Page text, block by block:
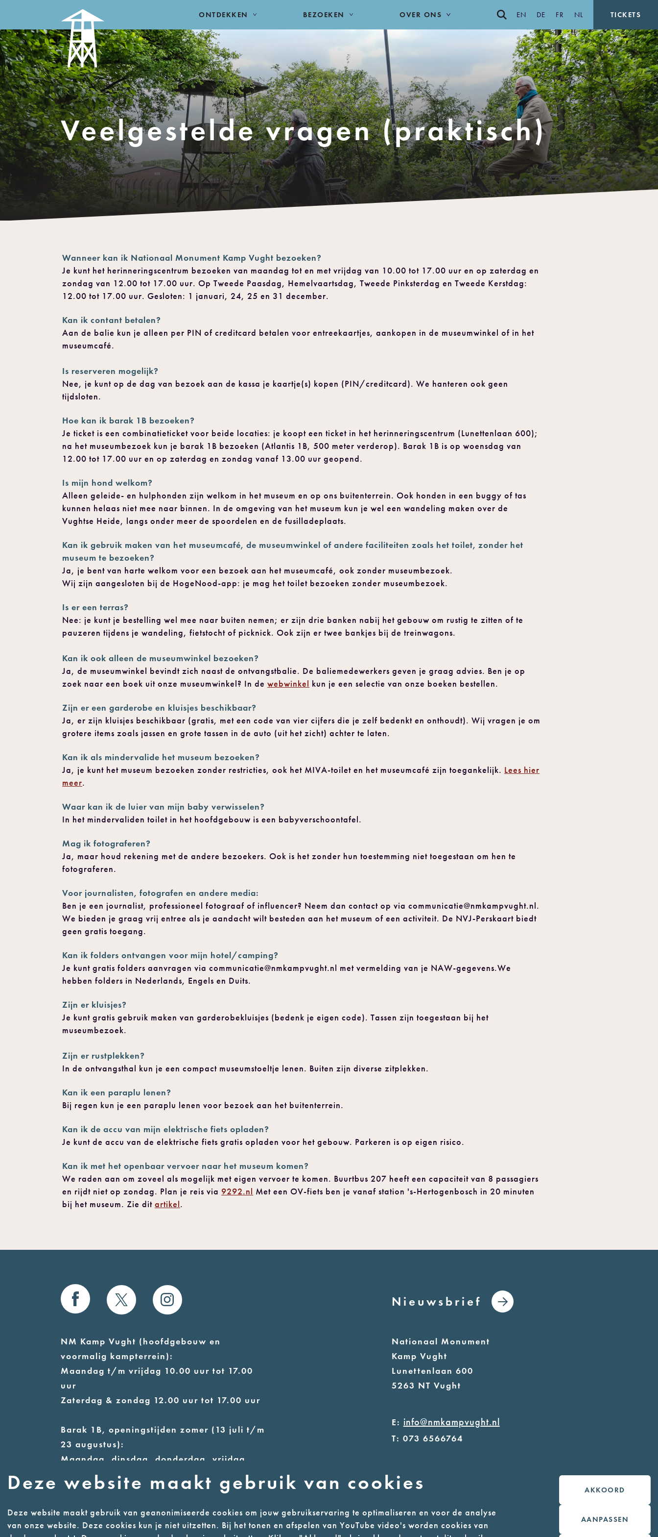
ONTDEKKEN BEZOEKEN OVER ONS EN DE FR NL TICKETS
Veelgestelde vragen (praktisch)
Wanneer kan ik Nationaal Monument Kamp Vught bezoeken?
Je kunt het herinneringscentrum bezoeken van maandag tot en met vrijdag van 10.00 tot 17.00 uur en op zaterdag en
zondag van 12.00 tot 17.00 uur. Op Tweede Paasdag, Hemelvaartsdag, Tweede Pinksterdag en Tweede Kerstdag:
12.00 tot 17.00 uur. Gesloten: 1 januari, 24, 25 en 31 december.
Kan ik contant betalen?
Aan de balie kun je alleen per PIN of creditcard betalen voor entreekaartjes, aankopen in de museumwinkel of in het
museumcafé.
Is reserveren mogelijk?
Nee, je kunt op de dag van bezoek aan de kassa je kaartje(s) kopen (PIN/creditcard). We hanteren ook geen
tijdsloten.
Hoe kan ik barak 1B bezoeken?
Je ticket is een combinatieticket voor beide locaties: je koopt een ticket in het herinneringscentrum (Lunettenlaan 600);
na het museumbezoek kun je barak 1B bezoeken (Atlantis 1B, 500 meter verderop). Barak 1B is op woensdag van
12.00 tot 17.00 uur en op zaterdag en zondag vanaf 13.00 uur geopend.
Is mijn hond welkom?
Alleen geleide- en hulphonden zijn welkom in het museum en op ons buitenterrein. Ook honden in een buggy of tas
kunnen helaas niet mee naar binnen. In de omgeving van het museum kun je wel een wandeling maken over de
Vughtse Heide, langs onder meer de spoordelen en de fusilladeplaats.
Kan ik gebruik maken van het museumcafé, de museumwinkel of andere faciliteiten zoals het toilet, zonder het
museum te bezoeken?
Ja, je bent van harte welkom voor een bezoek aan het museumcafé, ook zonder museumbezoek.
Wij zijn aangesloten bij de HogeNood-app: je mag het toilet bezoeken zonder museumbezoek.
Is er een terras?
Nee: je kunt je bestelling wel mee naar buiten nemen; er zijn drie banken nabij het gebouw om rustig te zitten of te
pauzeren tijdens je wandeling, fietstocht of picknick. Ook zijn er twee bankjes bij de treinwagons.
Kan ik ook alleen de museumwinkel bezoeken?
Ja, de museumwinkel bevindt zich naast de ontvangstbalie. De baliemedewerkers geven je graag advies. Ben je op
zoek naar een boek uit onze museumwinkel? In de webwinkel kun je een selectie van onze boeken bestellen.
Zijn er een garderobe en kluisjes beschikbaar?
Ja, er zijn kluisjes beschikbaar (gratis, met een code van vier cijfers die je zelf bedenkt en onthoudt). Wij vragen je om
grotere items zoals jassen en grote tassen in de auto (uit het zicht) achter te laten.
Kan ik als mindervalide het museum bezoeken?
Ja, je kunt het museum bezoeken zonder restricties, ook het MIVA-toilet en het museumcafé zijn toegankelijk. Lees hier
meer.
Waar kan ik de luier van mijn baby verwisselen?
In het mindervaliden toilet in het hoofdgebouw is een babyverschoontafel.
Mag ik fotograferen?
Ja, maar houd rekening met de andere bezoekers. Ook is het zonder hun toestemming niet toegestaan om hen te
fotograferen.
Voor journalisten, fotografen en andere media:
Ben je een journalist, professioneel fotograaf of influencer? Neem dan contact op via communicatie@nmkampvught.nl.
We bieden je graag vrij entree als je aandacht wilt besteden aan het museum of een activiteit. De NVJ-Perskaart biedt
geen gratis toegang.
Kan ik folders ontvangen voor mijn hotel/camping?
Je kunt gratis folders aanvragen via communicatie@nmkampvught.nl met vermelding van je NAW-gegevens.We
hebben folders in Nederlands, Engels en Duits.
Zijn er kluisjes?
Je kunt gratis gebruik maken van garderobekluisjes (bedenk je eigen code). Tassen zijn toegestaan bij het
museumbezoek.
Zijn er rustplekken?
In de ontvangsthal kun je een compact museumstoeltje lenen. Buiten zijn diverse zitplekken.
Kan ik een paraplu lenen?
Bij regen kun je een paraplu lenen voor bezoek aan het buitenterrein.
Kan ik de accu van mijn elektrische fiets opladen?
Je kunt de accu van de elektrische fiets gratis opladen voor het gebouw. Parkeren is op eigen risico.
Kan ik met het openbaar vervoer naar het museum komen?
We raden aan om zoveel als mogelijk met eigen vervoer te komen. Buurtbus 207 heeft een capaciteit van 8 passagiers
en rijdt niet op zondag. Plan je reis via 9292.nl Met een OV-fiets ben je vanaf station 's-Hertogenbosch in 20 minuten
bij het museum. Zie dit artikel.
Deze website maakt gebruik van cookies
Deze website maakt gebruik van geanonimiseerde cookies om jouw gebruikservaring te optimaliseren en voor de analyse
van onze website. Deze cookies kun je niet uitzetten. Bij het tonen en afspelen van YouTube video's worden cookies van
AKKOORD
AANPASSEN
Nieuwsbrief
NM Kamp Vught (hoofdgebouw en
voormalig kampterrein):
Maandag t/m vrijdag 10.00 uur tot 17.00
uur
Zaterdag & zondag 12.00 uur tot 17.00 uur
Barak 1B, openingstijden zomer (13 juli t/m
23 augustus):
Maandag, dinsdag, donderdag, vrijdag
14.00 uur tot 17.00 uur
Woensdag 12.00 uur tot 17.00 uur
Nationaal Monument
Kamp Vught
Lunettenlaan 600
5263 NT Vught
E: info@nmkampvught.nl
T: 073 6566764
parkeergarage (begane grond)